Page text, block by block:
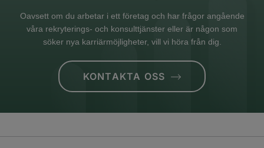
Oavsett om du arbetar i ett företag och har frågor angående
våra rekryterings- och konsulttjänster eller är någon som
söker nya karriärmöjligheter, vill vi höra från dig.
KONTAKTA OSS